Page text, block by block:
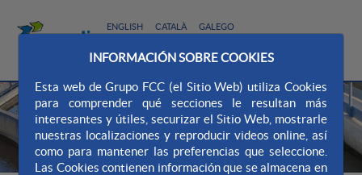
INFORMACIÓN SOBRE COOKIES
Esta web de Grupo FCC (el Sitio Web) utiliza Cookies
para comprender qué secciones le resultan más
interesantes y útiles, securizar el Sitio Web, mostrarle
nuestras localizaciones y reproducir videos online, así
como para mantener las preferencias que seleccione.
Las Cookies contienen información que se almacena en
ENGLISH CATALÀ GALEGO
MAPA WEB WEB AQUALIA CONTACTO